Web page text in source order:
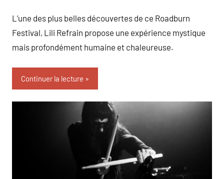
L’une des plus belles découvertes de ce Roadburn
Festival, Lili Refrain propose une expérience mystique
mais profondément humaine et chaleureuse.
Continuer la lecture